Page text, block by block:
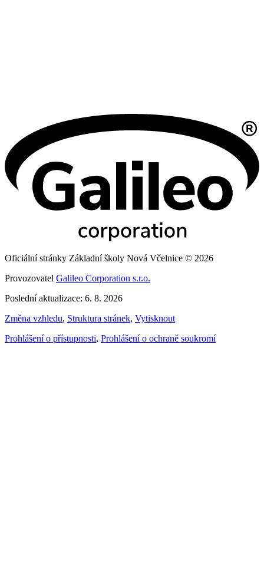
Oficiální stránky Základní školy Nová Včelnice © 2026
Provozovatel Galileo Corporation s.r.o.
Poslední aktualizace: 6. 8. 2026
Změna vzhledu, Struktura stránek, Vytisknout
Prohlášení o přístupnosti, Prohlášení o ochraně soukromí